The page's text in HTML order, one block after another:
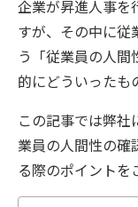
企業が昇進人事を
すが、その中に従
う「従業員の人
的にどういったも
この記事では弊
業員の人間性の確
る際のポイントを